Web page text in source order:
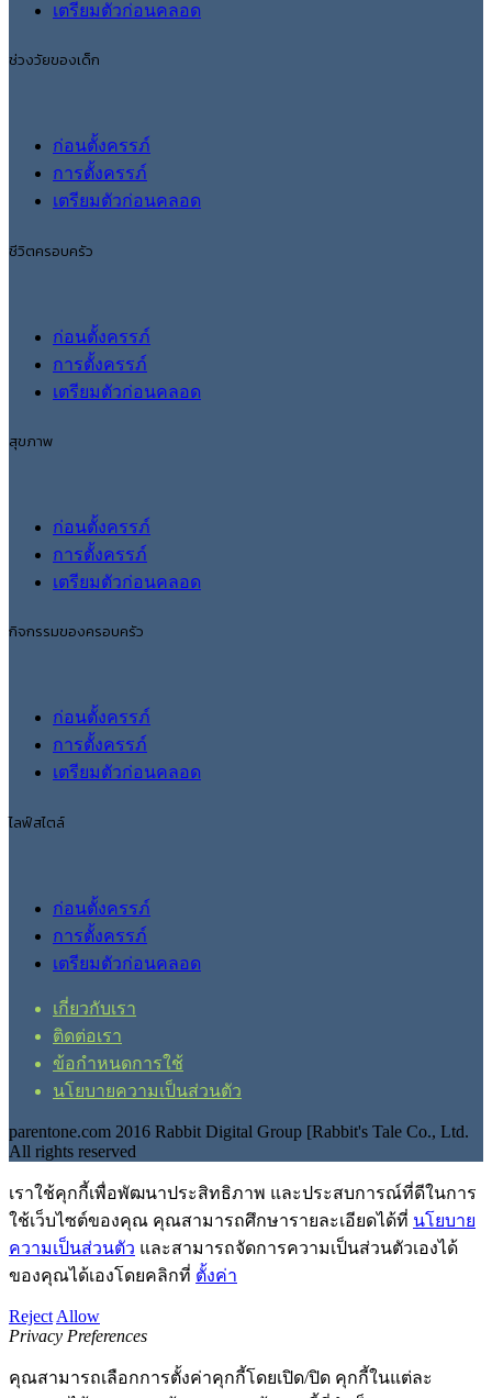
เตรียมตัวก่อนคลอด
ช่วงวัยของเด็ก
ก่อนตั้งครรภ์
การตั้งครรภ์
เตรียมตัวก่อนคลอด
ชีวิตครอบครัว
ก่อนตั้งครรภ์
การตั้งครรภ์
เตรียมตัวก่อนคลอด
สุขภาพ
ก่อนตั้งครรภ์
การตั้งครรภ์
เตรียมตัวก่อนคลอด
กิจกรรมของครอบครัว
ก่อนตั้งครรภ์
การตั้งครรภ์
เตรียมตัวก่อนคลอด
ไลฟ์สไตล์
ก่อนตั้งครรภ์
การตั้งครรภ์
เตรียมตัวก่อนคลอด
เกี่ยวกับเรา
ติดต่อเรา
ข้อกำหนดการใช้
นโยบายความเป็นส่วนตัว
parentone.com 2016 Rabbit Digital Group [Rabbit's Tale Co., Ltd.
All rights reserved
เราใช้คุกกี้เพื่อพัฒนาประสิทธิภาพ และประสบการณ์ที่ดีในการ
ใช้เว็บไซต์ของคุณ คุณสามารถศึกษารายละเอียดได้ที่ นโยบาย
ความเป็นส่วนตัว และสามารถจัดการความเป็นส่วนตัวเองได้
ของคุณได้เองโดยคลิกที่ ตั้งค่า
Reject Allow
Privacy Preferences
คุณสามารถเลือกการตั้งค่าคุกกี้โดยเปิด/ปิด คุกกี้ในแต่ละ